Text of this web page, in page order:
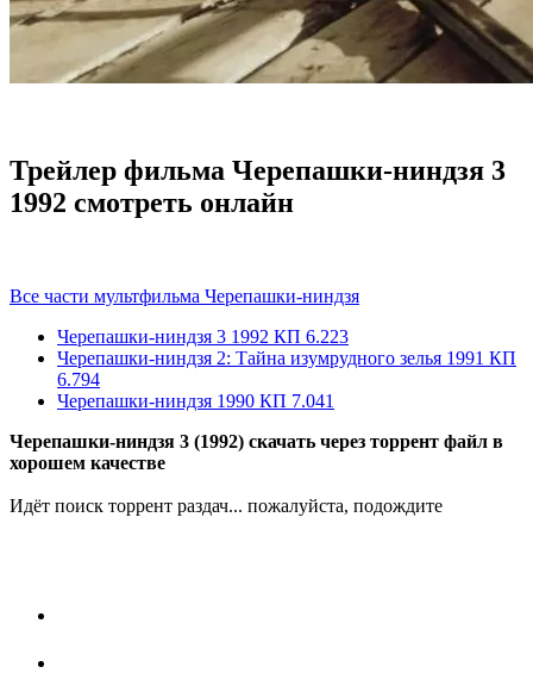
Трейлер фильма Черепашки-ниндзя 3
1992 смотреть онлайн
Все части мультфильма Черепашки-ниндзя
Черепашки-ниндзя 3 1992 КП 6.223
Черепашки-ниндзя 2: Тайна изумрудного зелья 1991 КП
6.794
Черепашки-ниндзя 1990 КП 7.041
Черепашки-ниндзя 3 (1992) скачать через торрент файл в
хорошем качестве
Идёт поиск торрент раздач... пожалуйста, подождите